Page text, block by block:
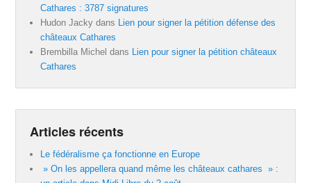
Cathares : 3787 signatures
Hudon Jacky dans
Lien pour signer la pétition défense des
châteaux Cathares
Brembilla Michel dans
Lien pour signer la pétition châteaux
Cathares
Articles récents
Le fédéralisme ça fonctionne en Europe
» On les appellera quand même les châteaux cathares » :